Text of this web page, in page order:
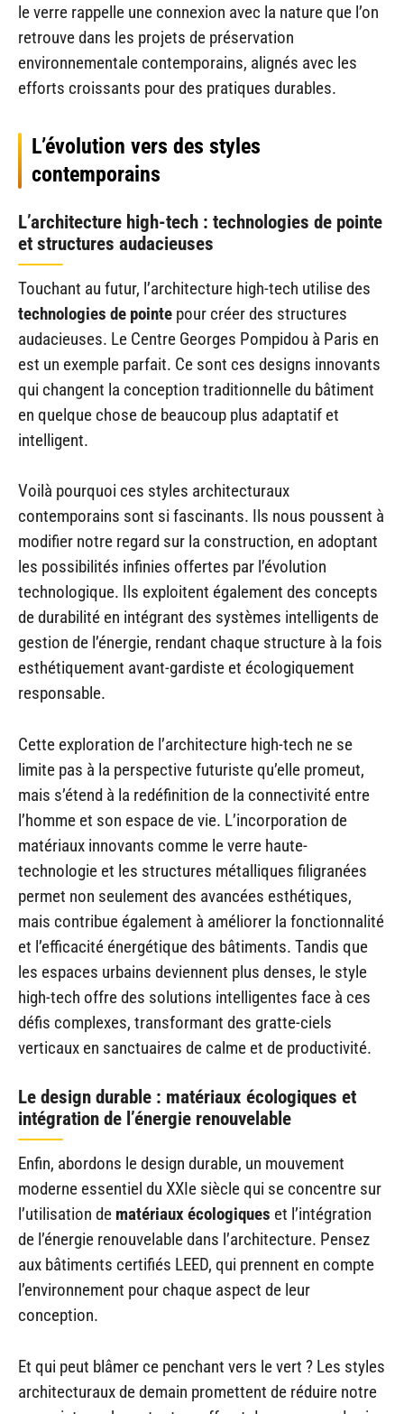
le verre rappelle une connexion avec la nature que l’on
retrouve dans les projets de préservation
environnementale contemporains, alignés avec les
efforts croissants pour des pratiques durables.
L’évolution vers des styles
contemporains
L’architecture high-tech : technologies de pointe
et structures audacieuses
Touchant au futur, l’architecture high-tech utilise des
technologies de pointe pour créer des structures
audacieuses. Le Centre Georges Pompidou à Paris en
est un exemple parfait. Ce sont ces designs innovants
qui changent la conception traditionnelle du bâtiment
en quelque chose de beaucoup plus adaptatif et
intelligent.
Voilà pourquoi ces styles architecturaux
contemporains sont si fascinants. Ils nous poussent à
modifier notre regard sur la construction, en adoptant
les possibilités infinies offertes par l’évolution
technologique. Ils exploitent également des concepts
de durabilité en intégrant des systèmes intelligents de
gestion de l’énergie, rendant chaque structure à la fois
esthétiquement avant-gardiste et écologiquement
responsable.
Cette exploration de l’architecture high-tech ne se
limite pas à la perspective futuriste qu’elle promeut,
mais s’étend à la redéfinition de la connectivité entre
l’homme et son espace de vie. L’incorporation de
matériaux innovants comme le verre haute-
technologie et les structures métalliques filigranées
permet non seulement des avancées esthétiques,
mais contribue également à améliorer la fonctionnalité
et l’efficacité énergétique des bâtiments. Tandis que
les espaces urbains deviennent plus denses, le style
high-tech offre des solutions intelligentes face à ces
défis complexes, transformant des gratte-ciels
verticaux en sanctuaires de calme et de productivité.
Le design durable : matériaux écologiques et
intégration de l’énergie renouvelable
Enfin, abordons le design durable, un mouvement
moderne essentiel du XXIe siècle qui se concentre sur
l’utilisation de matériaux écologiques et l’intégration
de l’énergie renouvelable dans l’architecture. Pensez
aux bâtiments certifiés LEED, qui prennent en compte
l’environnement pour chaque aspect de leur
conception.
Et qui peut blâmer ce penchant vers le vert ? Les styles
architecturaux de demain promettent de réduire notre